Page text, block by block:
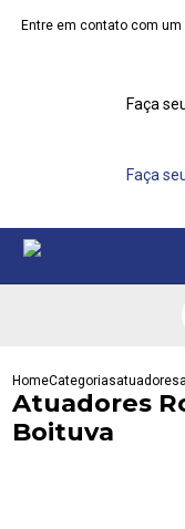
Entre em contato com
Faça
Faça
HomeCategoriasatuadores
Atuadores
Boituva